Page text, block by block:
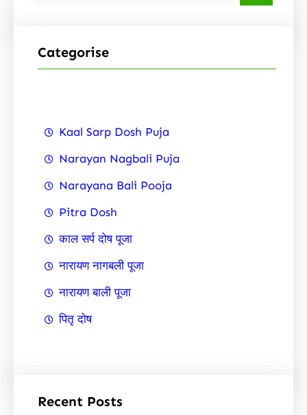
Categorise
Kaal Sarp Dosh Puja
Narayan Nagbali Puja
Narayana Bali Pooja
Pitra Dosh
काल सर्प दोष पूजा
नारायण नागबली पूजा
नारायण बाली पूजा
पितृ दोष
Recent Posts